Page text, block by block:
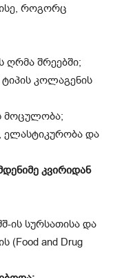
ისე, როგორც
ღრმა შრეებში;
ტიპის კოლაგენის
მოცულობა;
ელასტიკურობა და
კვირიდან
ის სურსათისა და
(Food and Drug